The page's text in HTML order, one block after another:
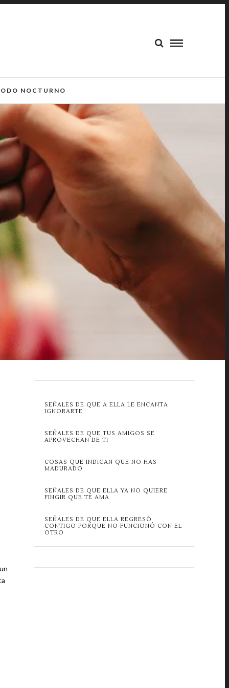
NOCTURNO
SEÑALES DE QUE A ELLA LE ENCANTA
IGNORARTE
SEÑALES DE QUE TUS AMIGOS SE
APROVECHAN DE TI
COSAS QUE INDICAN QUE NO HAS
MADURADO
SEÑALES DE QUE ELLA YA NO QUIERE
FINGIR QUE TE AMA
SEÑALES DE QUE ELLA REGRESÓ
CONTIGO PORQUE NO FUNCIONÓ CON EL
OTRO